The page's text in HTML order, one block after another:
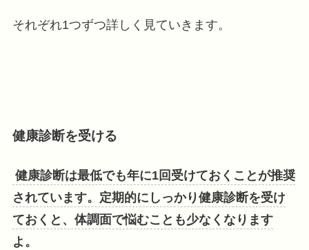
それぞれ1つずつ詳しく見ていきます。
健康診断を受ける
健康診断は最低でも年に1回受けておくことが推奨
されています。定期的にしっかり健康診断を受け
ておくと、体調面で悩むことも少なくなります
よ。